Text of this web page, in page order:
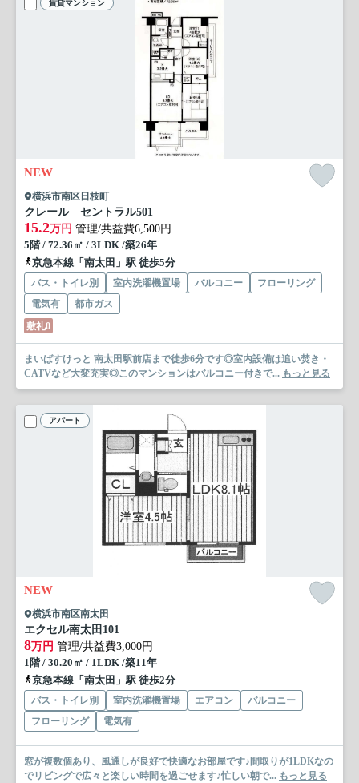
賃貸マンション
NEW
横浜市南区日枝町
クレール セントラル501
15.2万円 管理/共益費6,500円
5階 / 72.36㎡ / 3LDK /築26年
京急本線「南太田」駅 徒歩5分
バス・トイレ別 室内洗濯機置場 バルコニー
フローリング
電気有
都市ガス
敷礼0
まいばすけっと 南太田駅前店まで徒歩6分です◎室内設備は追い焚き・
CATVなど大変充実◎このマンションはバルコニー付きで... もっと見る
アパート
NEW
横浜市南区南太田
エクセル南太田 101
8万円 管理/共益費3,000円
1階 / 30.20㎡ / 1LDK /築11年
京急本線「南太田」駅 徒歩2分
バス・トイレ別 室内洗濯機置場 エアコン
バルコニー
フローリング
電気有
窓が複数個あり、風通しが良好で快適なお部屋です♪間取りが1LDKなの
でリビングで広々と楽しい時間を過ごせます♪忙しい朝で... もっと見る